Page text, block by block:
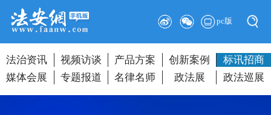
pc版
法治资讯 视频访谈 产品方案 创新案例
标讯招商
媒体会展
专题报道 名律名师 政法展 政法巡展